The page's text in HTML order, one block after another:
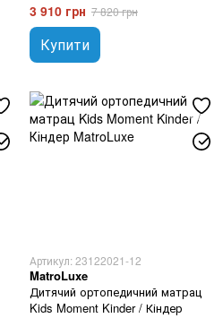
3 910 грн 7 820 грн
Купити
Артикул: 23122021-12
MatroLuxe
Дитячий ортопедичний матрац
Kids Moment Kinder / Кіндер